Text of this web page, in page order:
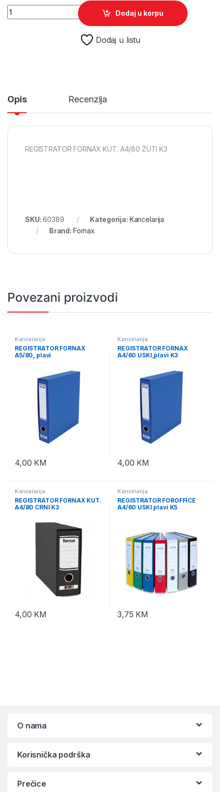
REGISTRATOR FORNAX KUT. A4/80 ŽUTI K3 quantity
Dodaj u korpu
Dodaj u listu
Opis Recenzija
REGISTRATOR FORNAX KUT. A4/80 ŽUTI K3
SKU:60389 Kategorija: Kancelarija
Brand: Fornax
Povezani proizvodi
Kancelarija
REGISTRATOR FORNAX
A5/80, plavi
4,00 KM
Kancelarija
REGISTRATOR FORNAX
A4/60 USKI,plavi K3
4,00 KM
Kancelarija
REGISTRATOR FORNAX KUT.
A4/80 CRNI K3
4,00 KM
Kancelarija
REGISTRATOR FOROFFICE
A4/60 USKI plavi K5
3,75 KM
O nama
Korisnička podrška
Prečice